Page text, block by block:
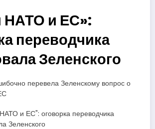
НАТО и ЕС»:
переводчика
Зеленского
перевела Зеленскому вопрос о